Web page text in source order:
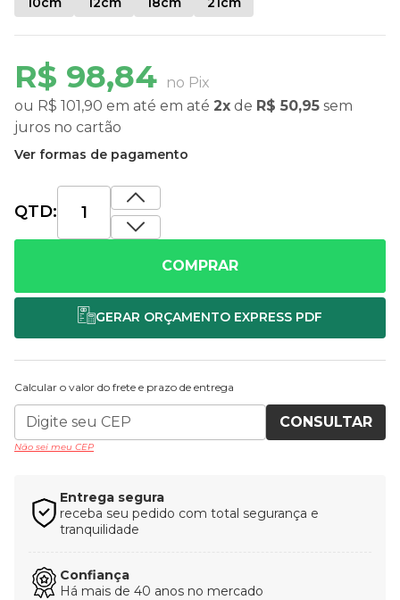
R$ 98,84
no Pix
ou R$ 101,90 em até em até 2x de R$ 50,95 sem
juros no cartão
Ver formas de pagamento
QTD:
COMPRAR
Calcular o valor do frete e prazo de entrega
CONSULTAR
Não sei meu CEP
Entrega segura
receba seu pedido com total segurança e
tranquilidade
Confiança
Há mais de 40 anos no mercado